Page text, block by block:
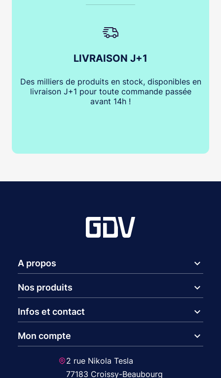
LIVRAISON J+1
Des milliers de produits en stock, disponibles en
livraison J+1 pour toute commande passée
avant 14h !
A propos expand_more
Nos produits expand_more
Infos et contact expand_more
Mon compte expand_more
2 rue Nikola Tesla
77183 Croissy-Beaubourg